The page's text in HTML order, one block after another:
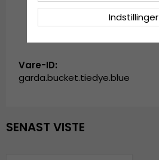
Vare-ID:
garda.bucket.tiedye.blue
SENAST VISTE
Indstillinger